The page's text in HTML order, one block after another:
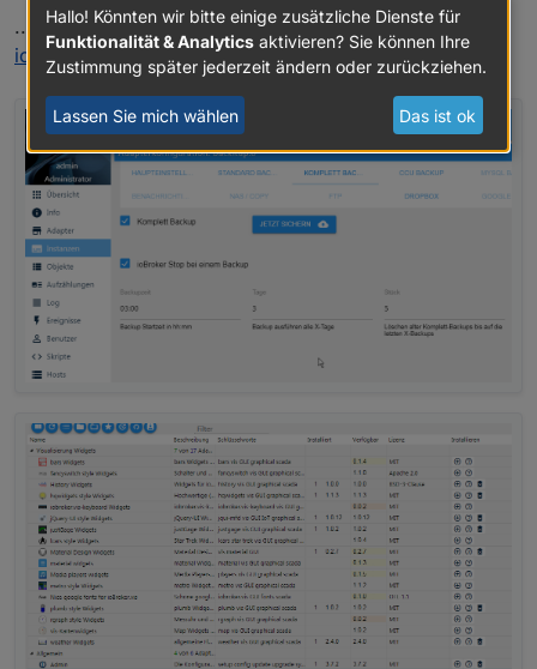
..... oder liegt es evtl. daran das ich Remote via
iobroker.proauf meine Installation zugreife?
Hallo! Könnten wir bitte einige zusätzliche Dienste für
Funktionalität & Analytics aktivieren? Sie können Ihre
Zustimmung später jederzeit ändern oder zurückziehen.
Lassen Sie mich wählen Das ist ok